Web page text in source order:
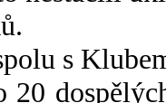
s
20